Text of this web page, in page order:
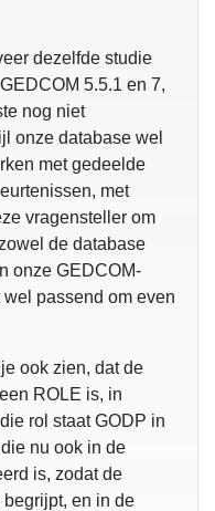
dezelfde studie
5.5.1 en 7,
nog niet
onze database wel
met gedeelde
met
vragensteller om
de database
onze GEDCOM-
passend om even
ook zien, dat de
ROLE is, in
rol staat GODP in
nu ook in de
is, zodat de
en in de